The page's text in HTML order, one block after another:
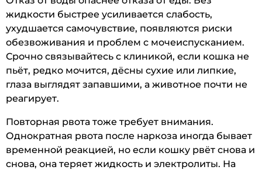
жидкости быстрее усиливается слабость,
ухудшается самочувствие, появляются риски
обезвоживания и проблем с мочеиспусканием.
Срочно связывайтесь с клиникой, если кошка не
пьёт, редко мочится, дёсны сухие или липкие,
глаза выглядят запавшими, а животное почти не
реагирует.
Повторная рвота тоже требует внимания.
Однократная рвота после наркоза иногда бывает
временной реакцией, но если кошку рвёт снова и
снова, она теряет жидкость и электролиты. На